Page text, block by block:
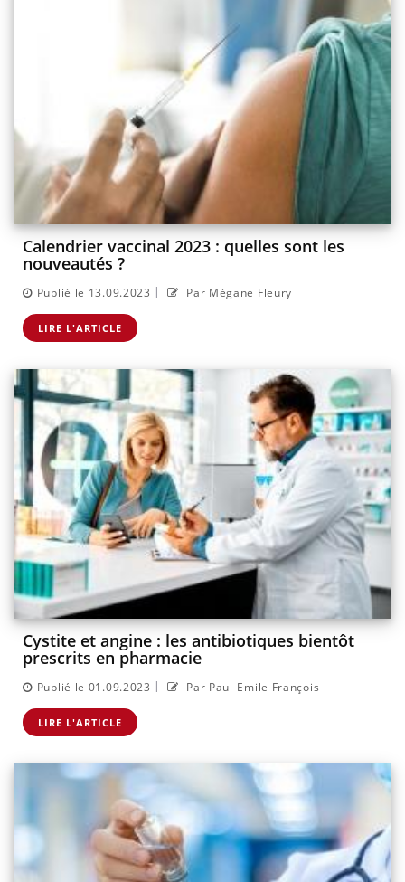
Calendrier vaccinal 2023 : quelles sont les
nouveautés ?
Publié le 13.09.2023 | Par Mégane Fleury
LIRE L'ARTICLE
Cystite et angine : les antibiotiques bientôt
prescrits en pharmacie
Publié le 01.09.2023 | Par Paul-Emile François
LIRE L'ARTICLE